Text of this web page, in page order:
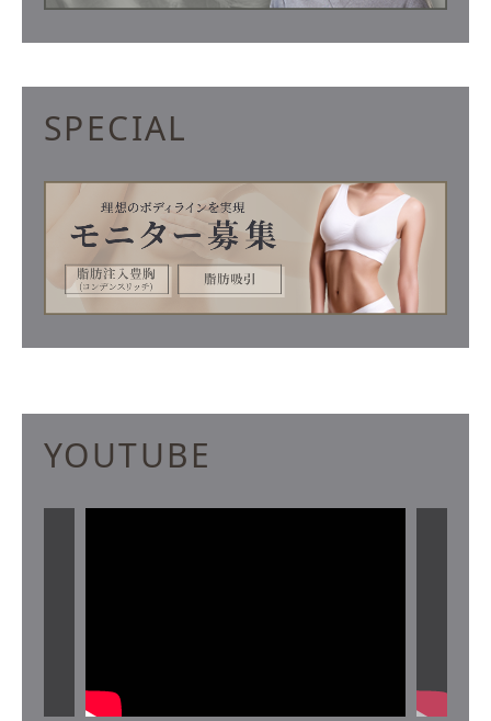
SPECIAL
YOUTUBE